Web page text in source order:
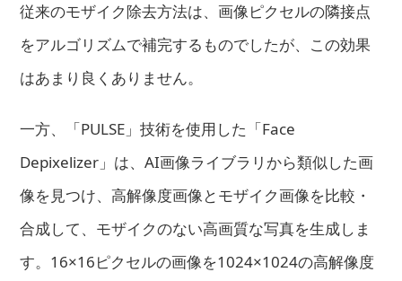
従来のモザイク除去方法は、画像ピクセルの隣接点
をアルゴリズムで補完するものでしたが、この効果
はあまり良くありません。
一方、「PULSE」技術を使用した「Face
Depixelizer」は、AI画像ライブラリから類似した画
像を見つけ、高解像度画像とモザイク画像を比較・
合成して、モザイクのない高画質な写真を生成しま
す。16×16ピクセルの画像を1024×1024の高解像度